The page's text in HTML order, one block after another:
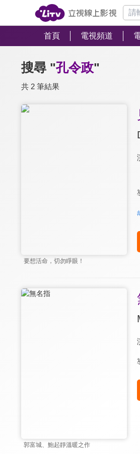
首頁 電視頻道
搜尋 "孔令政"
共 2 筆結果
要想活命，切勿睜眼！
郭富城、鮑起靜溫暖之作